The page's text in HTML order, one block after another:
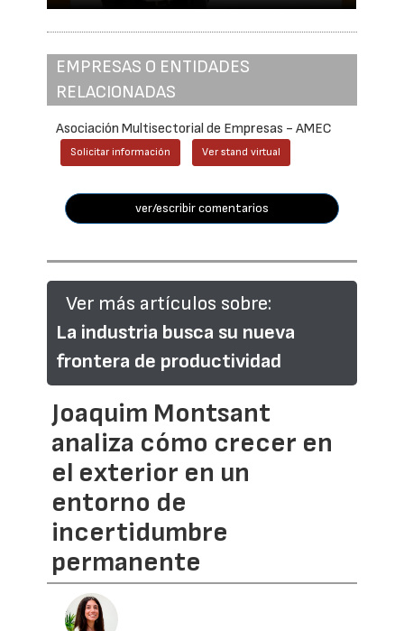
EMPRESAS O ENTIDADES
RELACIONADAS
Asociación Multisectorial de Empresas - AMEC
Solicitar información Ver stand virtual
ver/escribir comentarios
Ver más artículos sobre:
La industria busca su nueva
frontera de productividad
Joaquim Montsant
analiza cómo crecer en
el exterior en un
entorno de
incertidumbre
permanente